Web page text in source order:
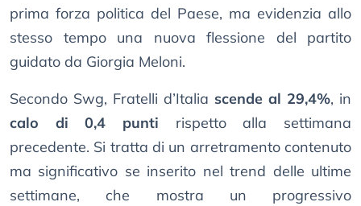
prima forza politica del Paese, ma evidenzia allo
stesso tempo una nuova flessione del partito
guidato da Giorgia Meloni.
Secondo Swg, Fratelli d’Italia scende al 29,4%, in
calo di 0,4 punti rispetto alla settimana
precedente. Si tratta di un arretramento contenuto
ma significativo se inserito nel trend delle ultime
settimane, che mostra un progressivo